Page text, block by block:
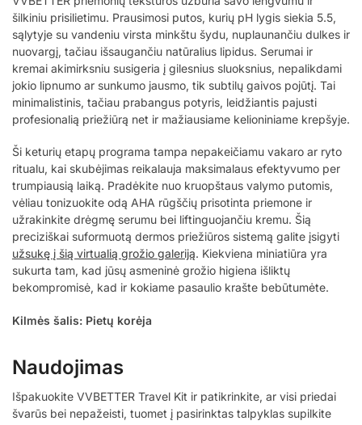
šilkiniu prisilietimu. Prausimosi putos, kurių pH lygis siekia 5.5,
sąlytyje su vandeniu virsta minkštu šydu, nuplaunančiu dulkes ir
nuovargį, tačiau išsaugančiu natūralius lipidus. Serumai ir
kremai akimirksniu susigeria į gilesnius sluoksnius, nepalikdami
jokio lipnumo ar sunkumo jausmo, tik subtilų gaivos pojūtį. Tai
minimalistinis, tačiau prabangus potyris, leidžiantis pajusti
profesionalią priežiūrą net ir mažiausiame kelioniniame krepšyje.
Ši keturių etapų programa tampa nepakeičiamu vakaro ar ryto
ritualu, kai skubėjimas reikalauja maksimalaus efektyvumo per
trumpiausią laiką. Pradėkite nuo kruopštaus valymo putomis,
vėliau tonizuokite odą AHA rūgščių prisotinta priemone ir
užrakinkite drėgmę serumu bei liftinguojančiu kremu. Šią
preciziškai suformuotą dermos priežiūros sistemą galite įsigyti
užsukę į šią virtualią grožio galeriją. Kiekviena miniatiūra yra
sukurta tam, kad jūsų asmeninė grožio higiena išliktų
bekompromisė, kad ir kokiame pasaulio krašte bebūtumėte.
Kilmės šalis: Pietų korėja
Naudojimas
Išpakuokite VVBETTER Travel Kit ir patikrinkite, ar visi priedai
švarūs bei nepažeisti, tuomet į pasirinktas talpyklas supilkite